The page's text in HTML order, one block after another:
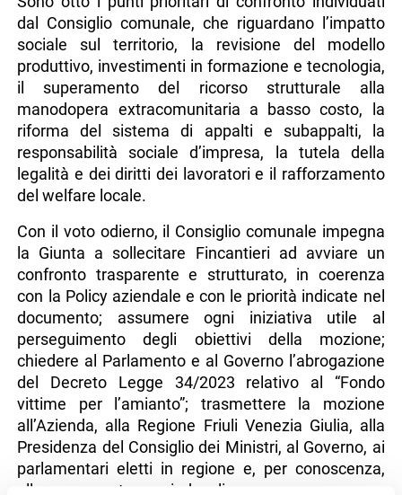
dal Consiglio comunale, che riguardano l’impatto
sociale sul territorio, la revisione del modello
produttivo, investimenti in formazione e tecnologia,
il superamento del ricorso strutturale alla
manodopera extracomunitaria a basso costo, la
riforma del sistema di appalti e subappalti, la
responsabilità sociale d’impresa, la tutela della
legalità e dei diritti dei lavoratori e il rafforzamento
del welfare locale.
Con il voto odierno, il Consiglio comunale impegna
la Giunta a sollecitare Fincantieri ad avviare un
confronto trasparente e strutturato, in coerenza
con la Policy aziendale e con le priorità indicate nel
documento; assumere ogni iniziativa utile al
perseguimento degli obiettivi della mozione;
chiedere al Parlamento e al Governo l’abrogazione
del Decreto Legge 34/2023 relativo al “Fondo
vittime per l’amianto”; trasmettere la mozione
all’Azienda, alla Regione Friuli Venezia Giulia, alla
Presidenza del Consiglio dei Ministri, al Governo, ai
parlamentari eletti in regione e, per conoscenza,
alle rappresentanze sindacali.